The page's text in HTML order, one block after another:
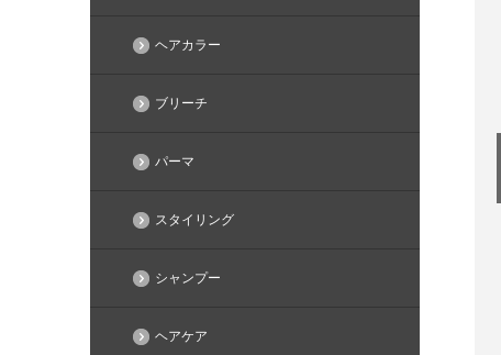
ヘアカラー
ブリーチ
パーマ
スタイリング
シャンプー
ヘアケア